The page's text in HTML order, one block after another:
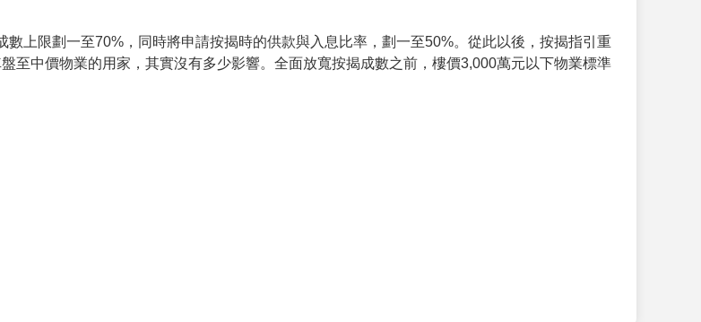
上限劃一至70%，同時將申請按揭時的供款與入息比率，劃一至50%。從此以後，按揭指引重
至中價物業的用家，其實沒有多少影響。全面放寬按揭成數之前，樓價3,000萬元以下物業標準